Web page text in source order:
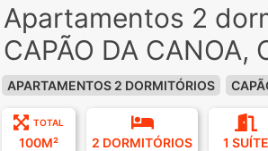
Apartamentos 2
CAPÃO DA CANOA,
APARTAMENTOS 2 DORMITÓRIOS
TOTAL
100M² 2 DORMITÓRIOS 1 SUÍTE